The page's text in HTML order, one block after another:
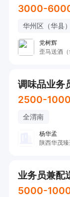
3000-
华州区（华县）
党树辉
歪马送酒（
调味品业务
2500-
全渭南
杨华孟
陕西华茂
业务员兼配
5000-